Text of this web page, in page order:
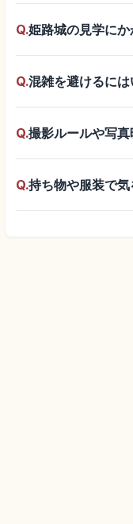
Q.姫路城の見学に
Q.混雑を避けるに
Q.撮影ルールや写
Q.持ち物や服装で